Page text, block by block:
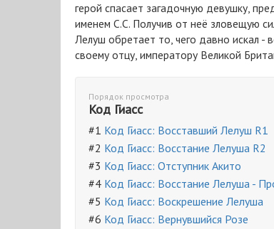
герой спасает загадочную девушку,
именем С.С. Получив от неё зловещую
Лелуш обретает то, чего давно искал -
своему отцу, императору Великой
Порядок просмотра
Код Гиасс
#1 Код Гиасс: Восставший Лелуш R1
#2 Код Гиасс: Восстание Лелуша R2
#3 Код Гиасс: Отступник Акито
#4 Код Гиасс: Восстание Лелуша -
#5 Код Гиасс: Воскрешение Лелуша
#6 Код Гиасс: Вернувшийся Розе